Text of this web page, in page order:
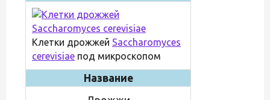
Клетки дрожжей Saccharomyces
cerevisiae под микроскопом
Название